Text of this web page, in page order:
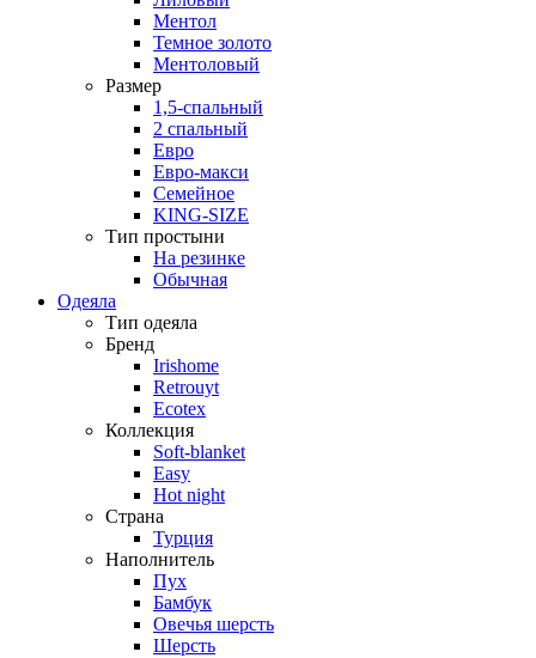
Ментол
Темное золото
Ментоловый
Размер
1,5-спальный
2 спальный
Евро
Евро-макси
Семейное
KING-SIZE
Тип простыни
На резинке
Обычная
Одеяла
Тип одеяла
Бренд
Irishome
Retrouyt
Ecotex
Коллекция
Soft-blanket
Easy
Hot night
Страна
Турция
Наполнитель
Пух
Бамбук
Овечья шерсть
Шерсть